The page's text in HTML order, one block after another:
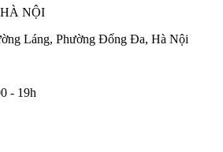
NỘI
Láng, Phường Đống Đa, Hà Nội
- 19h